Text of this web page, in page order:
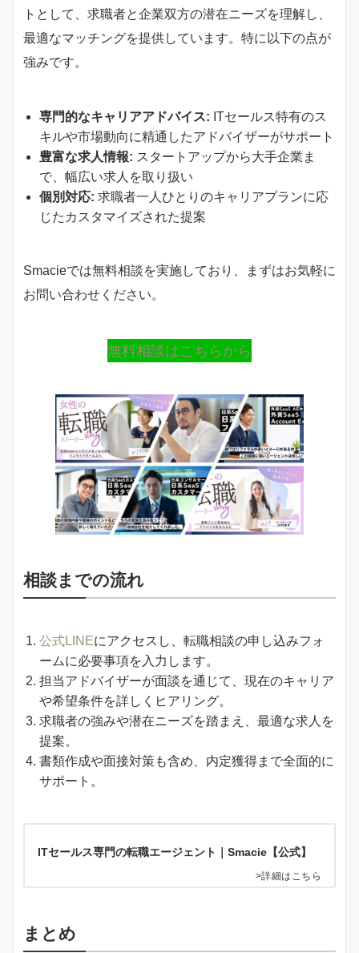
トとして、求職者と企業双方の潜在ニーズを理解し、
最適なマッチングを提供しています。特に以下の点が
強みです。
専門的なキャリアアドバイス: ITセールス特有のス
キルや市場動向に精通したアドバイザーがサポート
豊富な求人情報: スタートアップから大手企業ま
で、幅広い求人を取り扱い
個別対応: 求職者一人ひとりのキャリアプランに応
じたカスタマイズされた提案
Smacieでは無料相談を実施しており、まずはお気軽に
お問い合わせください。
無料相談はこちらから
相談までの流れ
公式LINEにアクセスし、転職相談の申し込みフォ
ームに必要事項を入力します。
担当アドバイザーが面談を通じて、現在のキャリア
や希望条件を詳しくヒアリング。
求職者の強みや潜在ニーズを踏まえ、最適な求人を
提案。
書類作成や面接対策も含め、内定獲得まで全面的に
サポート。
ITセールス専門の転職エージェント｜Smacie【公式】
>詳細はこちら
まとめ